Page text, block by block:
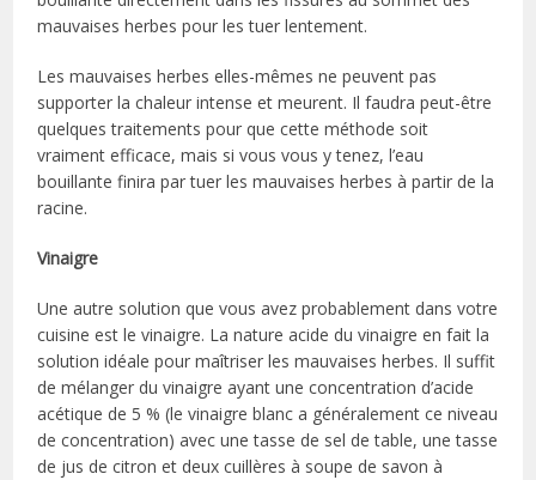
mauvaises herbes pour les tuer lentement.
Les mauvaises herbes elles-mêmes ne peuvent pas
supporter la chaleur intense et meurent. Il faudra peut-être
quelques traitements pour que cette méthode soit
vraiment efficace, mais si vous vous y tenez, l’eau
bouillante finira par tuer les mauvaises herbes à partir de la
racine.
Vinaigre
Une autre solution que vous avez probablement dans votre
cuisine est le vinaigre. La nature acide du vinaigre en fait la
solution idéale pour maîtriser les mauvaises herbes. Il suffit
de mélanger du vinaigre ayant une concentration d’acide
acétique de 5 % (le vinaigre blanc a généralement ce niveau
de concentration) avec une tasse de sel de table, une tasse
de jus de citron et deux cuillères à soupe de savon à